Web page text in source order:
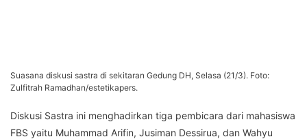
Suasana diskusi sastra di sekitaran Gedung DH, Selasa (21/3). Foto:
Zulfitrah Ramadhan/estetikapers.
Diskusi Sastra ini menghadirkan tiga pembicara dari mahasiswa
FBS yaitu Muhammad Arifin, Jusiman Dessirua, dan Wahyu